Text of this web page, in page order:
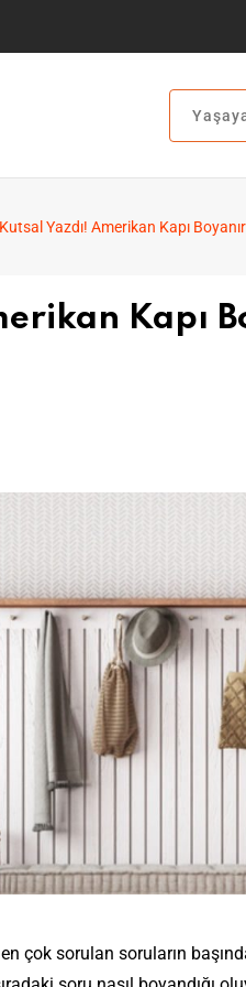
Yazdı! Amerikan Kapı Boyanır
Kapı
çok sorulan soruların